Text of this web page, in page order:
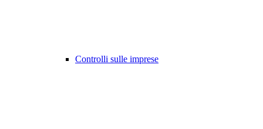
Controlli sulle imprese